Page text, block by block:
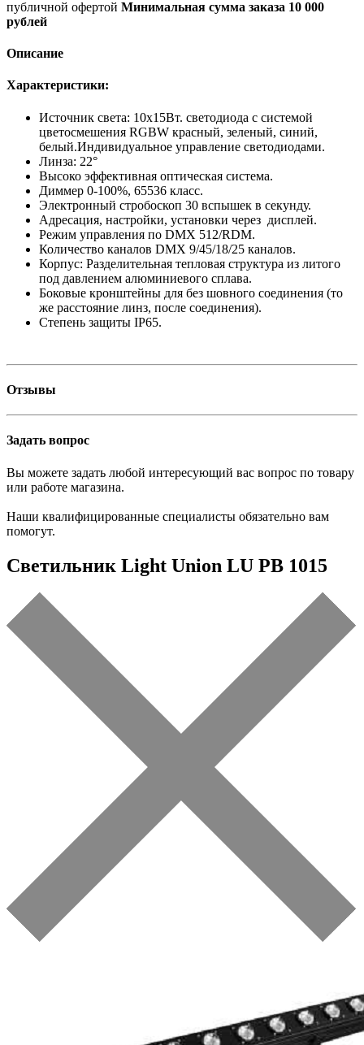
публичной офертой Минимальная сумма заказа 10 000
рублей
Описание
Характеристики:
Источник света: 10х15Вт. светодиода с системой
цветосмешения RGBW красный, зеленый, синий,
белый.Индивидуальное управление светодиодами.
Линза: 22°
Высоко эффективная оптическая система.
Диммер 0-100%, 65536 класс.
Электронный стробоскоп 30 вспышек в секунду.
Адресация, настройки, установки через дисплей.
Режим управления по DMX 512/RDM.
Количество каналов DMX 9/45/18/25 каналов.
Корпус: Разделительная тепловая структура из литого
под давлением алюминиевого сплава.
Боковые кронштейны для без шовного соединения (то
же расстояние линз, после соединения).
Степень защиты IP65.
Отзывы
Задать вопрос
Вы можете задать любой интересующий вас вопрос по товару
или работе магазина.
Наши квалифицированные специалисты обязательно вам
помогут.
Светильник Light Union LU PB 1015